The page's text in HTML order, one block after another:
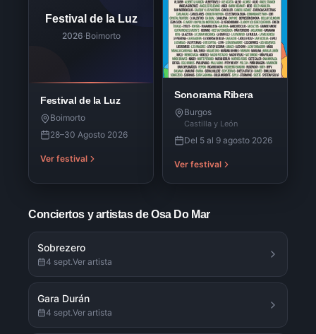
Festival de la Luz
2026·Boimorto
Festival de la Luz
Boimorto
28–30 Agosto 2026
Ver festival
Sonorama Ribera
Burgos
Castilla y León
Del 5 al 9 agosto 2026
Ver festival
Conciertos y artistas deOsa Do Mar
Sobrezero
4 sept.Ver artista
Gara Durán
4 sept.Ver artista